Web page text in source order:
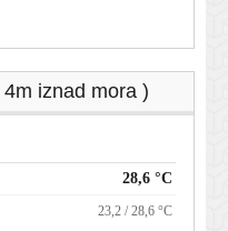
iznad mora )
28,6 °C
23,2 / 28,6 °C